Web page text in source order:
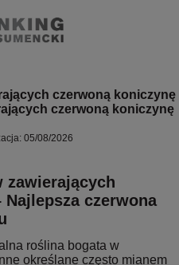
czerwoną koniczynę
czerwoną koniczynę
05/08/2026
zawierających
czerwona
roślina bogata w
określane często mianem